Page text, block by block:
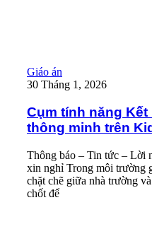
Cụm tính năng Kết nối &
Giáo án
30 Tháng 1, 2026
Cụm tính năng Kết
thông minh trên
Thông báo – Tin tức – Lời
xin nghỉ Trong môi trường
chặt chẽ giữa nhà trường
chốt để